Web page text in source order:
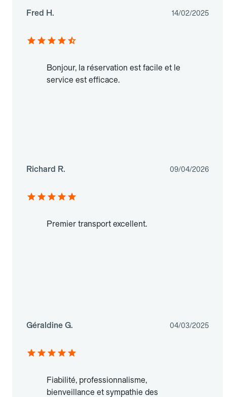
Fred H. 14/02/2025
Bonjour, la réservation est facile et le
service est efficace.
Richard R. 09/04/2026
Premier transport excellent.
Géraldine G. 04/03/2025
Fiabilité, professionnalisme,
bienveillance et sympathie des